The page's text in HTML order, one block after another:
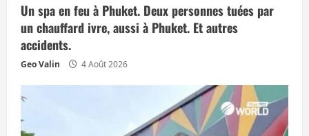
Un spa en feu à Phuket. Deux personnes tuées par
un chauffard ivre, aussi à Phuket. Et autres
accidents.
Geo Valin 4 Août 2026